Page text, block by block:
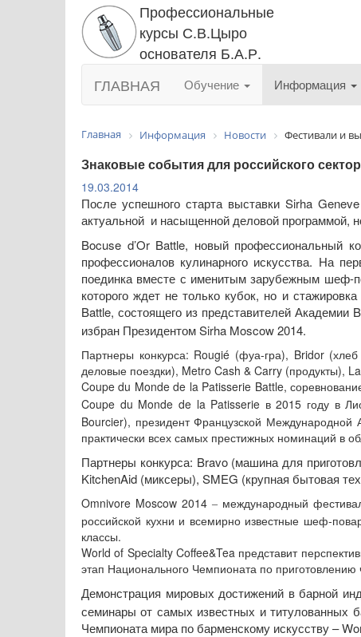
Профессиональные
курсы С.В.Цыро
основателя Б.А.Р.
ГЛАВНАЯ Обучение Информация
Главная Информация Новости Фестивали и
Знаковые события для российского
19.03.2014
После успешного старта выставки Sirha
актуальной и насыщенной деловой программой,
Bocuse d’Or Battle, новый профессиональный
профессионалов кулинарного искусства. На
поединка вместе с именитым зарубежным шеф-
которого ждет не только кубок, но и
Battle, состоящего из представителей Академии
избран Президентом Sirha Moscow 2014.
Партнеры конкурса: Rougié (фуа-гра), Bridor
деловые поездки), Metro Cash & Carry (продукты),
Coupe du Monde de la Patisserie Battle,
Coupe du Monde de la Patisserie в 2015 году в
Bourcier), президент Французской
практически всех самых престижных номинаций в
Партнеры конкурса: Bravo (машина для
KitchenAid (миксеры), SMEG (крупная бытовая
Omnivore Moscow 2014 ‒международный
российской кухни и всемирно известные шеф-
классы.
World of Specialty Coffee&Tea представит
этап Национального Чемпионата по
Демонстрация мировых достижений в барной
семинары от самых известных и титулованных
Чемпионата мира по барменскому искусству –